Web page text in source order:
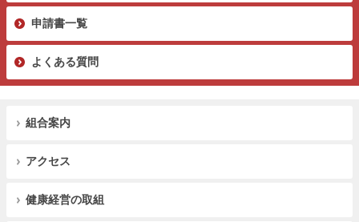
申請書一覧
よくある質問
組合案内
アクセス
健康経営の取組